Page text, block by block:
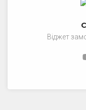
Віджет